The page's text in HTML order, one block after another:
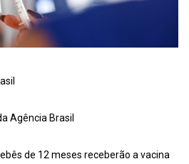
Agência Brasil
de 12 meses receberão a vacina